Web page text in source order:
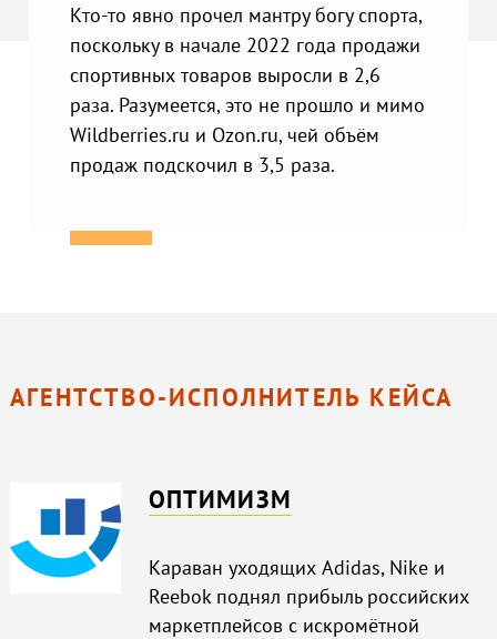
Кто-то явно прочел мантру богу спорта,
поскольку в начале 2022 года продажи
спортивных товаров выросли в 2,6
раза. Разумеется, это не прошло и мимо
Wildberries.ru и Ozon.ru, чей объём
продаж подскочил в 3,5 раза.
АГЕНТСТВО-ИСПОЛНИТЕЛЬ КЕЙСА
ОПТИМИЗМ
Караван уходящих Adidas, Nike и
Reebok поднял прибыль российских
маркетплейсов с искромётной